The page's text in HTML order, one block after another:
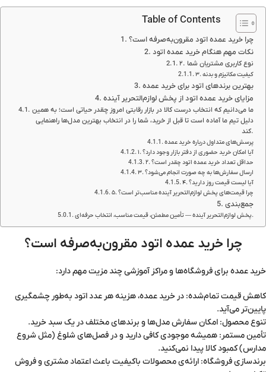
Table of Contents
چرا خرید عمده اتود مقرون‌به‌صرفه است؟
نکات مهم هنگام خرید عمده اتود
۲. نوع کاربری مشتریان شما
۳. کیفیت مکانیزم و بدنه
بهترین برندهای اتود برای خرید عمده
مزایای خرید عمده اتود از پخش لوازم‌التحریر آینده
ما می‌دانیم که انتخاب درست کالا در بازار رقابتی امروز چقدر حیاتی است؛ به همین
دلیل تیم ما آماده است تا قبل از خرید، شما را در انتخاب بهترین مدل‌ها راهنمایی
کند.
پرسش‌های متداول درباره خرید عمده
۱. آیا امکان خرید حضوری از دفتر بازار وجود دارد؟
۲. حداقل تعداد خرید عمده اتود چقدر است؟
۳. ارسال سفارش‌ها به چه صورت انجام می‌شود؟
۴. آیا لیست قیمت روز دارید؟
۵. چرا قیمت‌های پخش لوازم‌التحریر آینده مناسب‌تر است؟
جمع‌بندی
پخش لوازم‌التحریر آینده — تأمین مطمئن، قیمت مناسب، انتخاب حرفه‌ای.
چرا خرید عمده اتود مقرون‌به‌صرفه است؟
خرید عمده برای فروشگاه‌ها و مراکز آموزشی چند مزیت مهم دارد:
کاهش قیمت تمام‌شده: در خرید عمده، هزینه هر عدد اتود به‌طور چشمگیری
پایین‌تر می‌آید.
تنوع محصول: امکان سفارش مدل‌ها و برندهای مختلف در یک سبد خرید.
تأمین مستمر: همیشه موجودی کافی دارید و در فصل‌های شلوغ (مثل شروع
مدارس) کمبود کالا پیدا نمی‌کنید.
برندسازی فروشگاه: ارائه‌ی محصولات باکیفیت باعث اعتماد مشتری و فروش